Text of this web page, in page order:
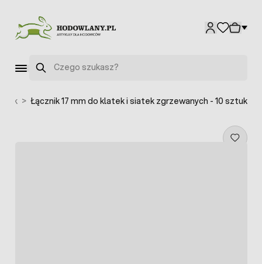
Szukaj
> Łącznik 17 mm do klatek i siatek zgrzewanych - 10 sztuk